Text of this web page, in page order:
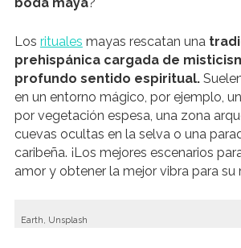
Los rituales mayas rescatan una
prehispánica cargada de
profundo sentido espiritual.
en un entorno mágico, por ejemplo, un
por vegetación espesa, una zona
cuevas ocultas en la selva o una
caribeña. ¡Los mejores escenarios
amor y obtener la mejor vibra para su
Earth, Unsplash